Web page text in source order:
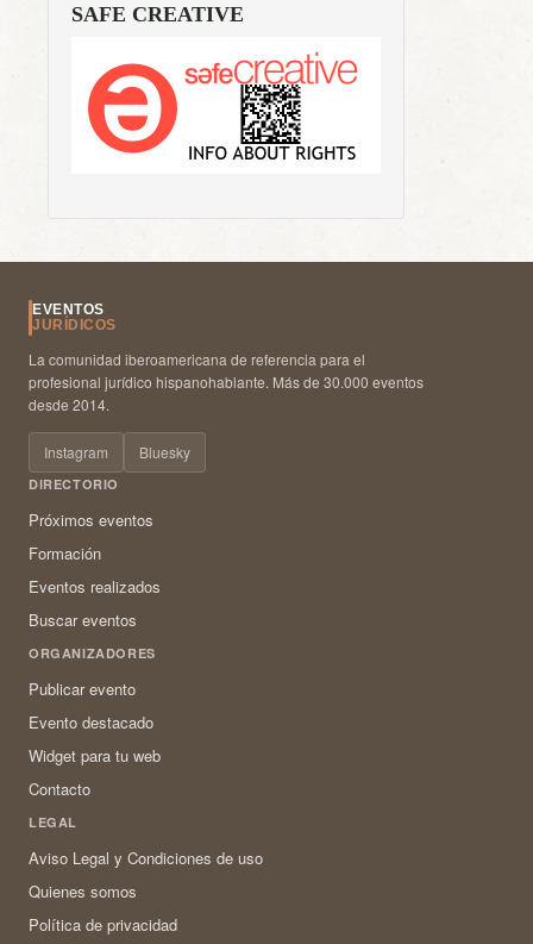
SAFE CREATIVE
EVENTOS
JURÍDICOS
La comunidad iberoamericana de referencia para el
profesional jurídico hispanohablante. Más de 30.000 eventos
desde 2014.
Instagram Bluesky
DIRECTORIO
Próximos eventos
Formación
Eventos realizados
Buscar eventos
ORGANIZADORES
Publicar evento
Evento destacado
Widget para tu web
Contacto
LEGAL
Aviso Legal y Condiciones de uso
Quienes somos
Política de privacidad